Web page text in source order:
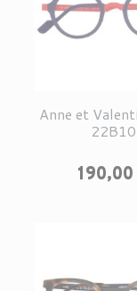
Anne et
22B10
Prix